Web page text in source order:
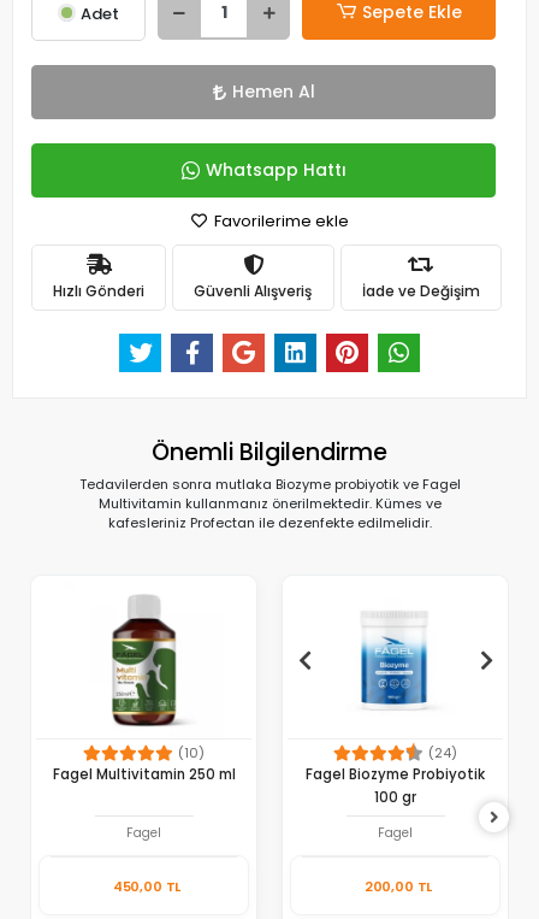
Adet Sepete Ekle
Hemen Al
Whatsapp Hattı
Favorilerime ekle
Hızlı Gönderi Güvenli Alışveriş İade ve Değişim
Önemli Bilgilendirme
Tedavilerden sonra mutlaka Biozyme probiyotik ve Fagel
Multivitamin kullanmanız önerilmektedir. Kümes ve
kafesleriniz Profectan ile dezenfekte edilmelidir.
(10)
Fagel Multivitamin 250 ml
Fagel
450,00 TL
(24)
Fagel Biozyme Probiyotik
100 gr
Fagel
200,00 TL